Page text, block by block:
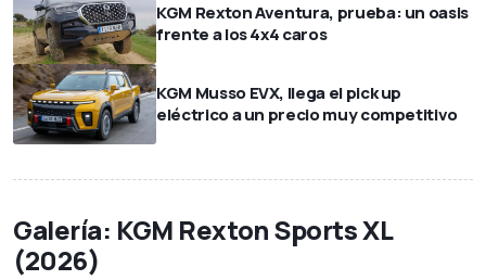
KGM Rexton Aventura, prueba: un oasis
frente a los 4x4 caros
KGM Musso EVX, llega el pick up
eléctrico a un precio muy competitivo
Galería: KGM Rexton Sports XL
(2026)